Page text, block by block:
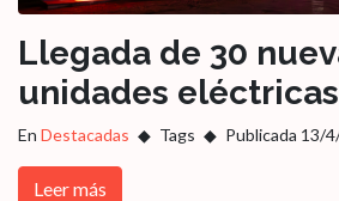
Llegada de 30
unidades eléctricas
En Destacadas Tags Publicada 13/
Leer más